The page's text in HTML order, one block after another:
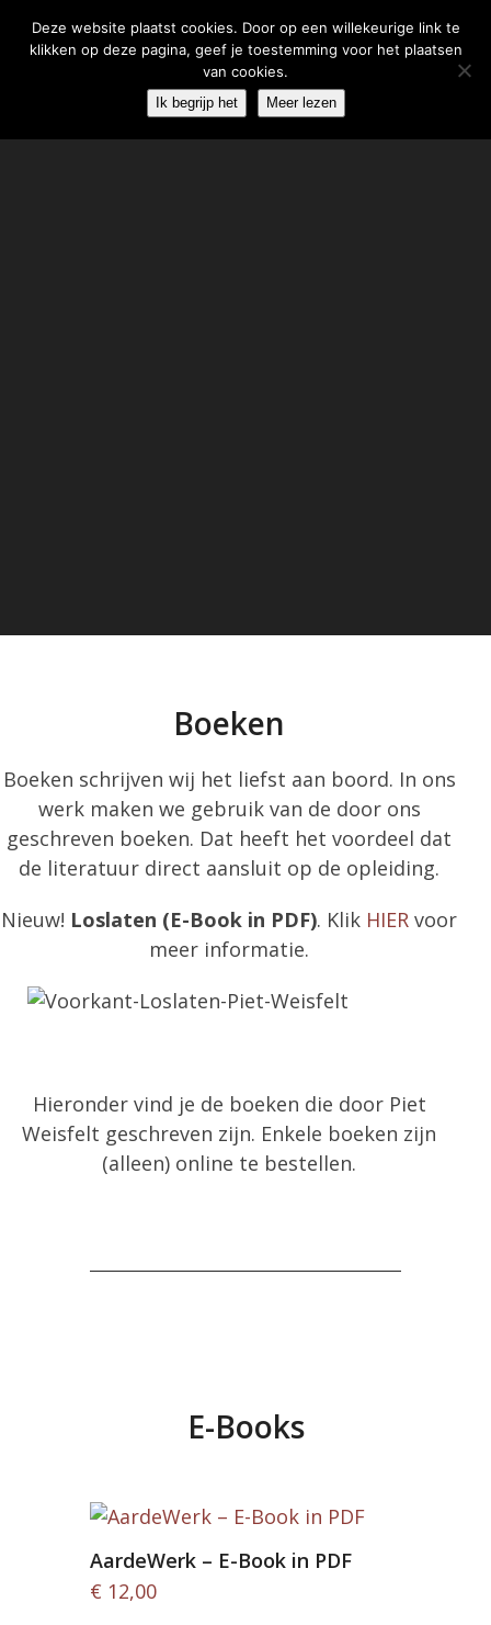
Boeken
Boeken schrijven wij het liefst aan boord. In ons
werk maken we gebruik van de door ons
geschreven boeken. Dat heeft het voordeel dat
de literatuur direct aansluit op de opleiding.
Nieuw! Loslaten (E-Book in PDF). Klik HIER voor
meer informatie.
Hieronder vind je de boeken die door Piet
Weisfelt geschreven zijn. Enkele boeken zijn
(alleen) online te bestellen.
E-Books
AardeWerk – E-Book in PDF
€ 12,00
Deze website plaatst cookies. Door op een willekeurige link te
klikken op deze pagina, geef je toestemming voor het plaatsen
van cookies.
Ik begrijp het Meer lezen